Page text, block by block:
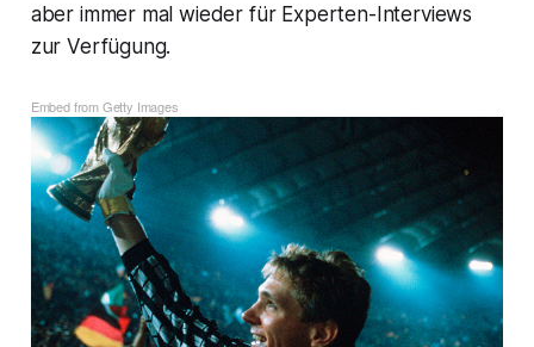
aber immer mal wieder für Experten-Interviews
zur Verfügung.
Embed from Getty Images